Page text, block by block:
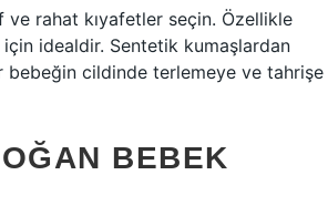
rahat kıyafetler seçin. Özellikle
idealdir. Sentetik kumaşlardan
bebeğin cildinde terlemeye ve tahrişe
BEBEK